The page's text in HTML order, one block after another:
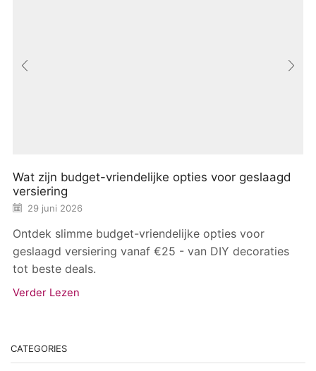
Wat zijn budget-vriendelijke opties voor geslaagd
versiering
29 juni 2026
Ontdek slimme budget-vriendelijke opties voor
geslaagd versiering vanaf €25 - van DIY decoraties
tot beste deals.
Verder Lezen
CATEGORIES